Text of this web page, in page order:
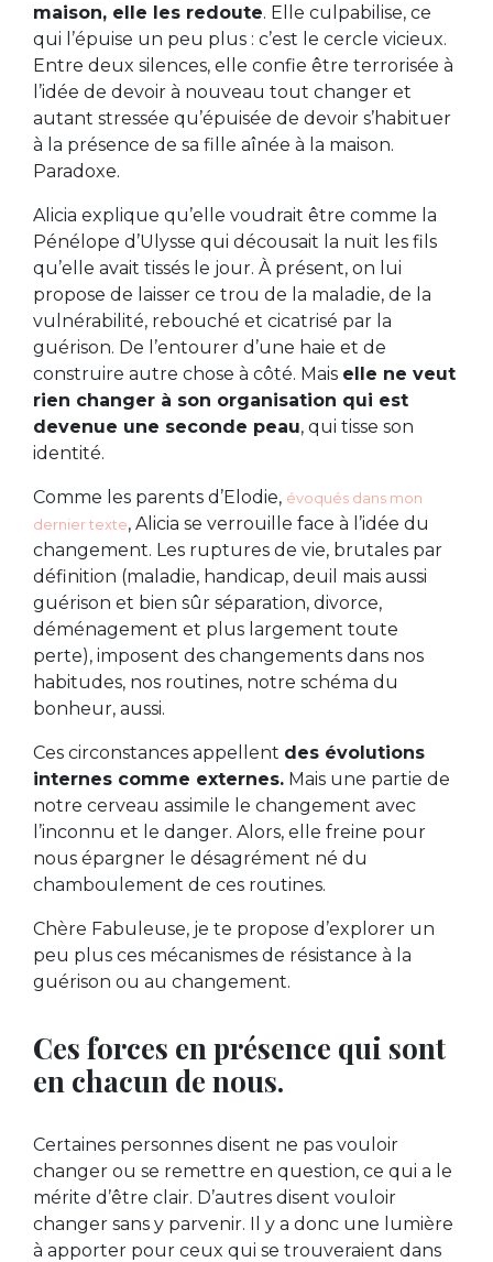
maison, elle les redoute. Elle culpabilise, ce
qui l’épuise un peu plus : c’est le cercle vicieux.
Entre deux silences, elle confie être terrorisée à
l’idée de devoir à nouveau tout changer et
autant stressée qu’épuisée de devoir s’habituer
à la présence de sa fille aînée à la maison.
Paradoxe.
Alicia explique qu’elle voudrait être comme la
Pénélope d’Ulysse qui décousait la nuit les fils
qu’elle avait tissés le jour. À présent, on lui
propose de laisser ce trou de la maladie, de la
vulnérabilité, rebouché et cicatrisé par la
guérison. De l’entourer d’une haie et de
construire autre chose à côté. Mais elle ne veut
rien changer à son organisation qui est
devenue une seconde peau, qui tisse son
identité.
Comme les parents d’Elodie, évoqués dans mon
dernier texte, Alicia se verrouille face à l’idée du
changement. Les ruptures de vie, brutales par
définition (maladie, handicap, deuil mais aussi
guérison et bien sûr séparation, divorce,
déménagement et plus largement toute
perte), imposent des changements dans nos
habitudes, nos routines, notre schéma du
bonheur, aussi.
Ces circonstances appellent des évolutions
internes comme externes. Mais une partie de
notre cerveau assimile le changement avec
l’inconnu et le danger. Alors, elle freine pour
nous épargner le désagrément né du
chamboulement de ces routines.
Chère Fabuleuse, je te propose d’explorer un
peu plus ces mécanismes de résistance à la
guérison ou au changement.
Ces forces en présence qui sont
en chacun de nous.
Certaines personnes disent ne pas vouloir
changer ou se remettre en question, ce qui a le
mérite d’être clair. D’autres disent vouloir
changer sans y parvenir. Il y a donc une lumière
à apporter pour ceux qui se trouveraient dans